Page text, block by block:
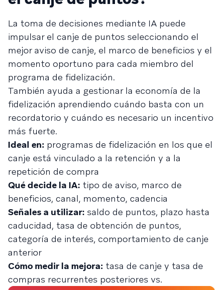
La toma de decisiones mediante IA puede
impulsar el canje de puntos seleccionando el
mejor aviso de canje, el marco de beneficios y el
momento oportuno para cada miembro del
programa de fidelización.
También ayuda a gestionar la economía de la
fidelización aprendiendo cuándo basta con un
recordatorio y cuándo es necesario un incentivo
más fuerte.
Ideal en: programas de fidelización en los que el
canje está vinculado a la retención y a la
repetición de compra
Qué decide la IA: tipo de aviso, marco de
beneficios, canal, momento, cadencia
Señales a utilizar: saldo de puntos, plazo hasta
caducidad, tasa de obtención de puntos,
categoría de interés, comportamiento de canje
anterior
Cómo medir la mejora: tasa de canje y tasa de
compras recurrentes posteriores vs.